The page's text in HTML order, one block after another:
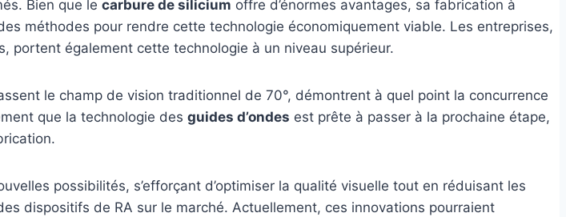
Bien que le carbure de silicium offre d’énormes avantages, sa fabrication à
méthodes pour rendre cette technologie économiquement viable. Les entreprises,
portent également cette technologie à un niveau supérieur.
le champ de vision traditionnel de 70°, démontrent à quel point la concurrence
que la technologie des guides d’ondes est prête à passer à la prochaine étape,
possibilités, s’efforçant d’optimiser la qualité visuelle tout en réduisant les
dispositifs de RA sur le marché. Actuellement, ces innovations pourraient